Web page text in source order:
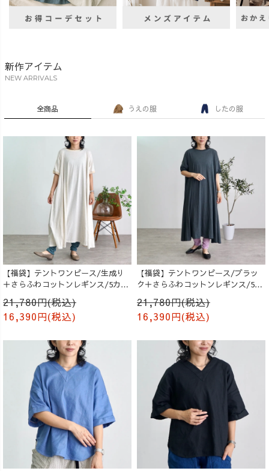
新作アイテム
NEW ARRIVALS
全商品 うえの服 したの服
【福袋】テントワンピース/生成り
＋さらふわコットンレギンス/5カラ
21,780円(税込)
16,390円(税込)
【福袋】テントワンピース/ブラッ
ク＋さらふわコットンレギンス/5カ
21,780円(税込)
16,390円(税込)